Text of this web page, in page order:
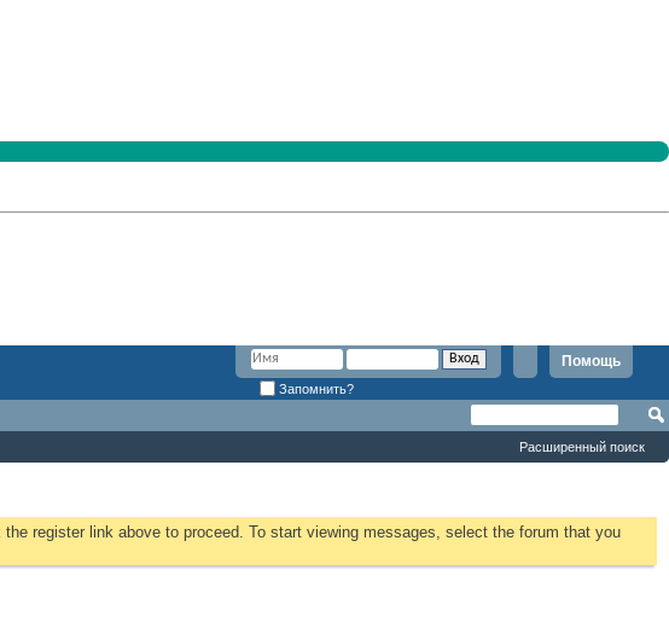
Помощь
Запомнить?
Расширенный поиск
register link above to proceed. To start viewing messages, select the forum that you